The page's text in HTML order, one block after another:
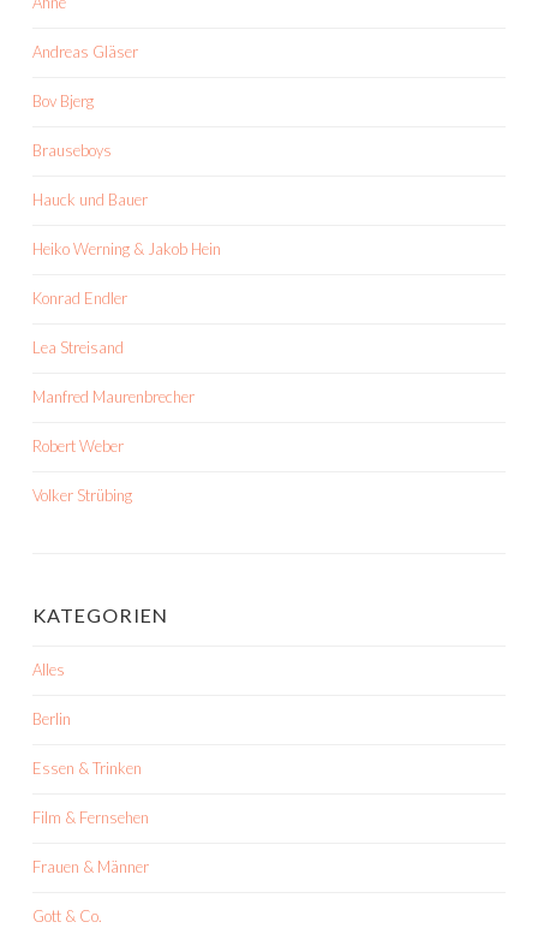
Andreas Gläser
Bov Bjerg
Brauseboys
Hauck und Bauer
Heiko Werning & Jakob Hein
Konrad Endler
Lea Streisand
Manfred Maurenbrecher
Robert Weber
Volker Strübing
KATEGORIEN
Alles
Berlin
Essen & Trinken
Film & Fernsehen
Frauen & Männer
Gott & Co.